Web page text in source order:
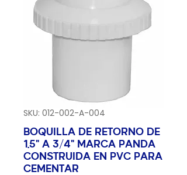
SKU: 012-002-A-004
BOQUILLA DE RETORNO DE
1.5" A 3/4" MARCA PANDA
CONSTRUIDA EN PVC PARA
CEMENTAR